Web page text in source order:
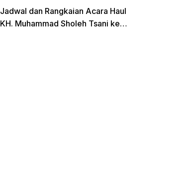
Jadwal dan Rangkaian Acara Haul
KH. Muhammad Sholeh Tsani ke-